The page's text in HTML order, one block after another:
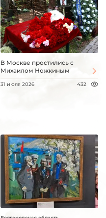
В Москве простились с
Михаилом Ножкиным
31 июля 2026 432